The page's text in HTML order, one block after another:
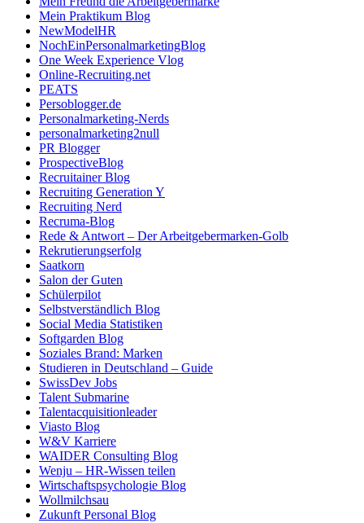
Mein Praktikum Blog
NewModelHR
NochEinPersonalmarketingBlog
One Week Experience Vlog
Online-Recruiting.net
PEATS
Persoblogger.de
Personalmarketing-Nerds
personalmarketing2null
PR Blogger
ProspectiveBlog
Recruitainer Blog
Recruiting Generation Y
Recruiting Nerd
Recruma-Blog
Rede & Antwort – Der Arbeitgebermarken-Golb
Rekrutierungserfolg
Saatkorn
Salon der Guten
Schülerpilot
Selbstverständlich Blog
Social Media Statistiken
Softgarden Blog
Soziales Brand: Marken
Studieren in Deutschland – Guide
SwissDev Jobs
Talent Submarine
Talentacquisitionleader
Viasto Blog
W&V Karriere
WAIDER Consulting Blog
Wenju – HR-Wissen teilen
Wirtschaftspsychologie Blog
Wollmilchsau
Zukunft Personal Blog